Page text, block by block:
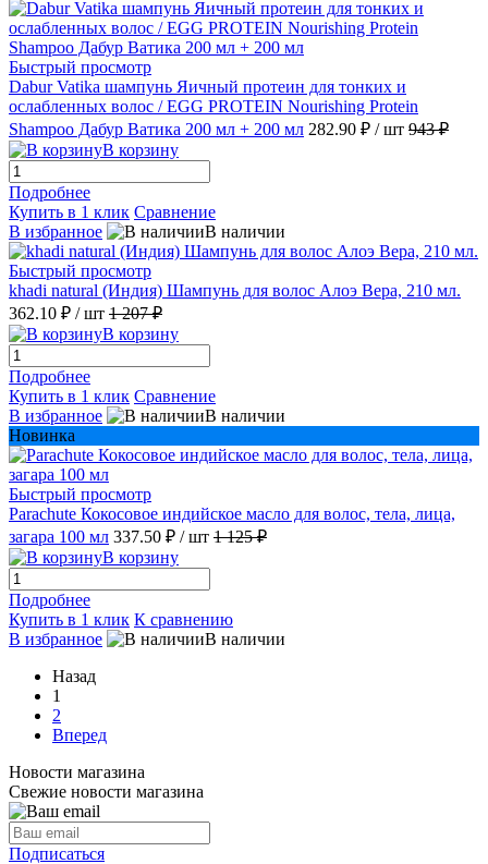
Быстрый просмотр
Dabur Vatika шампунь Яичный протеин для тонких и
ослабленных волос / EGG PROTEIN Nourishing Protein
Shampoo Дабур Ватика 200 мл + 200 мл 282.90 ₽ / шт 943 ₽
В корзину
Подробнее
Купить в 1 клик Сравнение
В избранное
В наличии
Быстрый просмотр
khadi natural (Индия) Шампунь для волос Алоэ Вера, 210 мл.
362.10 ₽ / шт 1 207 ₽
В корзину
Подробнее
Купить в 1 клик Сравнение
В избранное
В наличии
Новинка
Быстрый просмотр
Parachute Кокосовое индийское масло для волос, тела, лица,
загара 100 мл 337.50 ₽ / шт 1 125 ₽
В корзину
Подробнее
Купить в 1 клик К сравнению
В избранное
В наличии
Назад
1
2
Вперед
Новости магазина
Свежие новости магазина
Подписаться